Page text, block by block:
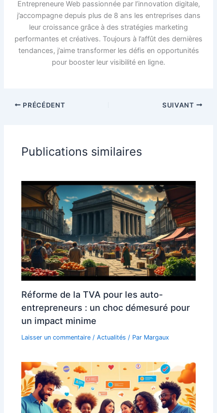
Entrepreneure Web passionnée par l’innovation digitale,
j’accompagne depuis plus de 8 ans les entreprises dans
leur croissance grâce à des stratégies marketing
performantes et créatives. Toujours à l’affût des dernières
tendances, j’aime transformer les défis en opportunités
pour booster leur visibilité en ligne.
PRÉCÉDENT SUIVANT
Publications similaires
Réforme de la TVA pour les auto-
entrepreneurs : un choc démesuré pour
un impact minime
Laisser un commentaire /Actualités / Par Margaux